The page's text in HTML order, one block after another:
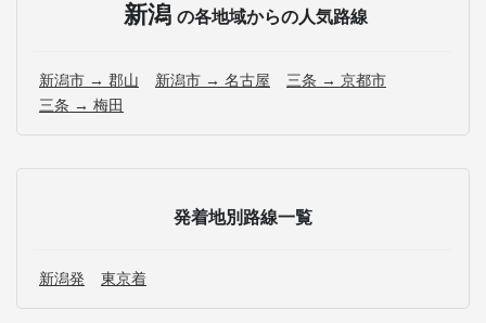
新潟 の各地域からの人気路線
新潟市 → 郡山 新潟市 → 名古屋
三条 → 京都市
三条 → 梅田
発着地別路線一覧
新潟発 東京着